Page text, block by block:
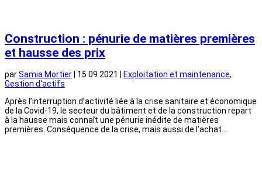
Construction : pénurie de matières premières
et hausse des prix
parSamia Mortier 15 09 2021 Exploitation et maintenance,
Gestion d'actifs
Après l’interruption d’activité liée à la crise sanitaire et économique
de la Covid-19, le secteur du bâtiment et de la construction repart
à la hausse mais connaît une pénurie inédite de matières
premières. Conséquence de la crise, mais aussi de l’achat...